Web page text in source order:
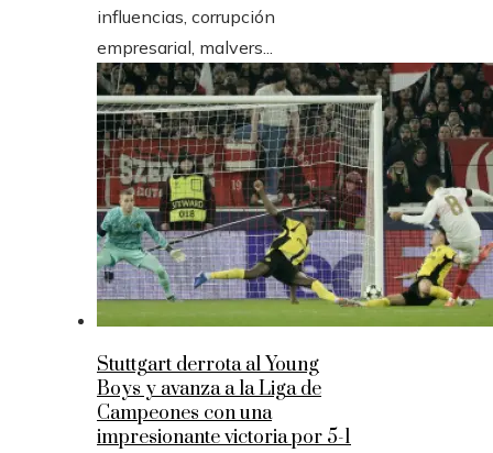
influencias, corrupción
empresarial, malvers...
Stuttgart derrota al Young
Boys y avanza a la Liga de
Campeones con una
impresionante victoria por 5-1